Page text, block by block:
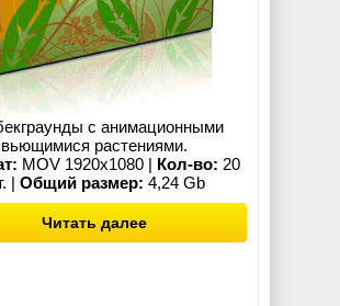
с анимационными
вьющимися растениями.
MOV 1920x1080 | Кол-во: 20
| Общий размер: 4,24 Gb
Читать далее